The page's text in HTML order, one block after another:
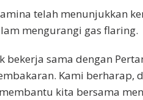
telah menunjukkan
mengurangi gas flaring.
bekerja sama dengan
Kami berharap,
kita bersama